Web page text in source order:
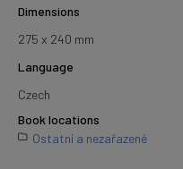
Dimensions
275 x 240 mm
Language
Czech
Book locations
Ostatní a nezařazené